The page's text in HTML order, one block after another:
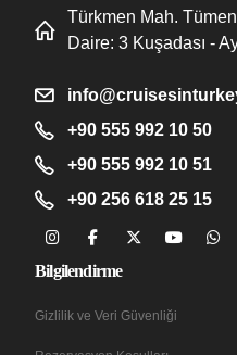
Türkmen Mah.
Daire: 3 Kuşadası -
+90 555 992 10 50
+90 555 992 10 51
+90 256 618 25 15
Bilgilendirme
Gizlilik ve Veri Güvenliği